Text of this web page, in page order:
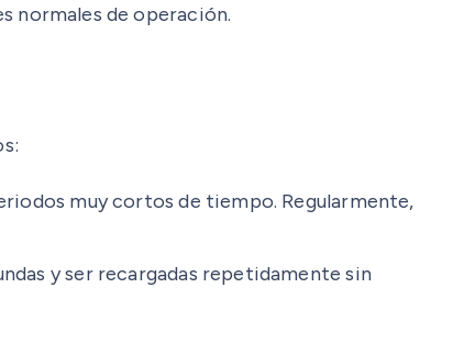
normales de operación.
muy cortos de tiempo. Regularmente,
y ser recargadas repetidamente sin